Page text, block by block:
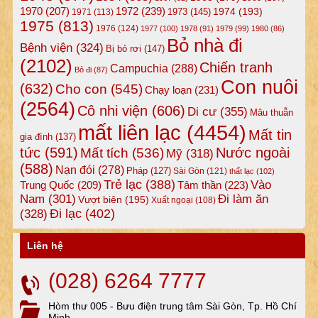
1970(207) 1971 (113) 1972(239) 1973(145) 1974(193)
1975 (813) 1976 (124) 1977(100) 1978(91) 1979(99) 1980(86)
Bệnh viện(324) Bị bỏ rơi (147) Bỏ nhà đi
(2102) Bỏ đi(87) Campuchia (288) Chiến tranh
(632) Cho con (545)Chạy loạn(231) Con nuôi
(2564) Cô nhi viện (606) Di cư(355) Mâu thuẫn
gia đình(137) mất liên lạc (4454) Mất tin
tức(591) Mất tích (536) Mỹ(318) Nước ngoài
(588) Nạn đói (278) Pháp(127) Sài Gòn (121) thất lạc (102)
Trung Quốc (209) Trẻ lạc(388) Tâm thần(223) Vào
Nam (301) Vượt biên (195) Xuất ngoại (108) Đi làm ăn
(328) Đi lạc(402)
Liên hệ
(028) 6264 7777
Hòm thư 005 - Bưu điện trung tâm Sài Gòn, Tp. Hồ Chí